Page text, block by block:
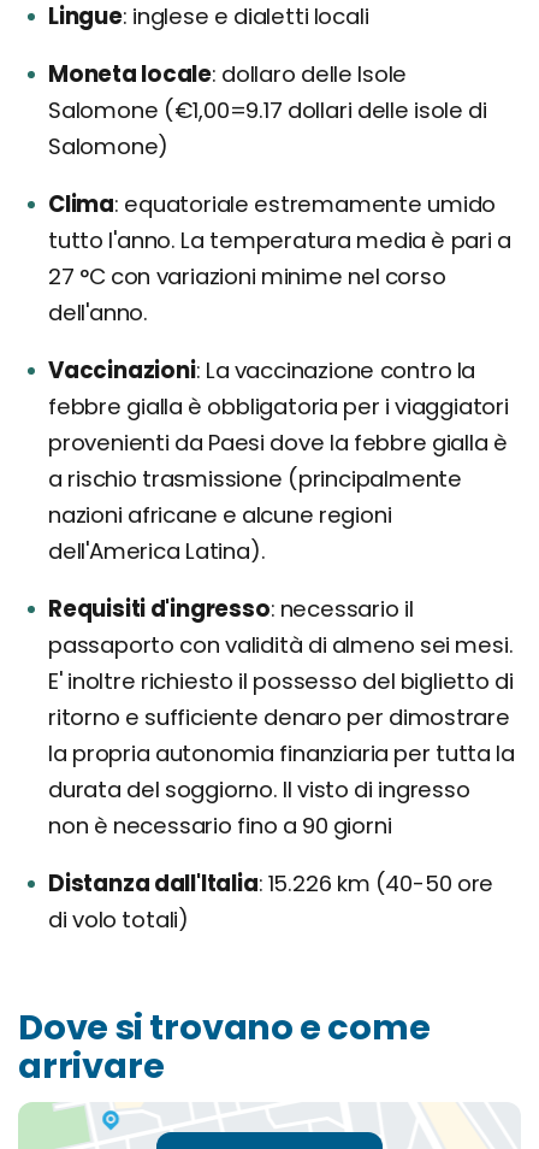
Lingue inglese e dialetti locali
Moneta locale dollaro delle Isole
Salomone (€1,00=9.17 dollari delle isole di
Salomone)
Clima equatoriale estremamente umido
tutto l'anno. La temperatura media è pari a
27 °C con variazioni minime nel corso
dell'anno.
Vaccinazioni La vaccinazione contro la
febbre gialla è obbligatoria per i viaggiatori
provenienti da Paesi dove la febbre gialla è
a rischio trasmissione (principalmente
nazioni africane e alcune regioni
dell'America Latina).
Requisiti d'ingresso necessario il
passaporto con validità di almeno sei mesi.
E' inoltre richiesto il possesso del biglietto di
ritorno e sufficiente denaro per dimostrare
la propria autonomia finanziaria per tutta la
durata del soggiorno. Il visto di ingresso
non è necessario fino a 90 giorni
Distanza dall'Italia 15.226 km (40-50 ore
di volo totali)
Dove si trovano e come
arrivare